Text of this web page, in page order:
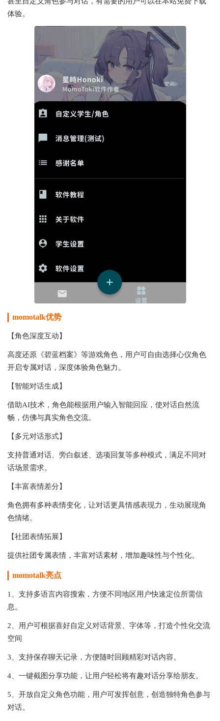
体验。
momotalk优势
【角色深度互动】
高度还原《碧蓝档案》等游戏角色，用户可自由选择心仪角色
开启专属对话，深度体验角色魅力。
【智能对话生成】
借助AI技术，角色能根据用户输入智能回应，使对话自然流
畅，仿佛与真实角色交流。
【多元对话形式】
支持普通对话、旁白叙述、选项回复等多种模式，满足不同对
话场景需求。
【丰富表情差分】
角色拥有多种表情变化，让对话更具情感表现力，生动展现角
色情绪。
【社团表情拓展】
提供社团专属表情，丰富对话素材，增加趣味性与个性化。
momotalk亮点
1、支持多语言内容搜索，方便不同地区用户快速定位所需信
息。
2、用户可根据喜好自定义对话背景、字体等，打造个性化交流
空间
3、支持保存聊天记录，方便随时回顾精彩对话内容。
4、一键截图分享功能，让用户轻松将有趣对话分享给朋友。
5、开放自定义角色功能，用户可发挥创意，创造独特角色参与
对话。